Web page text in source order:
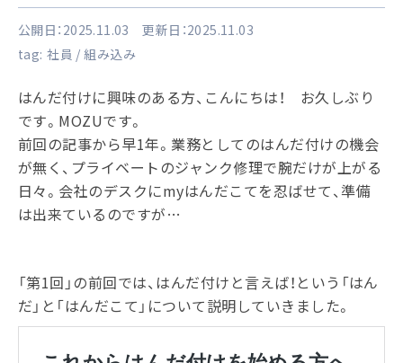
公開日：2025.11.03 更新日：2025.11.03
tag: 社員 組み込み
はんだ付けに興味のある方、こんにちは！ お久しぶり
です。MOZUです。
前回の記事から早1年。業務としてのはんだ付けの機会
が無く、プライベートのジャンク修理で腕だけが上がる
日々。会社のデスクにmyはんだこてを忍ばせて、準備
は出来ているのですが…
「第1回」の前回では、はんだ付けと言えば！という「はん
だ」と「はんだこて」について説明していきました。